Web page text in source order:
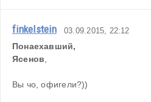
finkelstein 03.09.2015, 22:12
Понаехавший,
Ясенов
Вы чо, офигели?))